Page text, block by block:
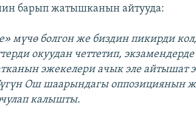
барып жатышканын айтууда:
мүчө болгон же биздин пикирди
окуудан четтетип,
эжекелери ачык эле айтышат
Ош шаарындагы оппозициянын
калышты.